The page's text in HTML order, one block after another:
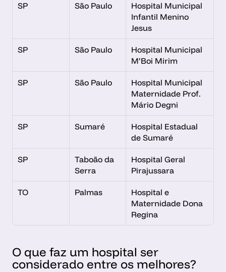
SP São Paulo
Hospital Municipal
Infantil Menino
Jesus
SP São Paulo
Hospital Municipal
M’Boi Mirim
SP São Paulo
Hospital Municipal
Maternidade Prof.
Mário Degni
SP Sumaré
Hospital Estadual
de Sumaré
SP
Taboão da
Serra
Hospital Geral
Pirajussara
TO Palmas
Hospital e
Maternidade Dona
Regina
O que faz um hospital ser
considerado entre os melhores?